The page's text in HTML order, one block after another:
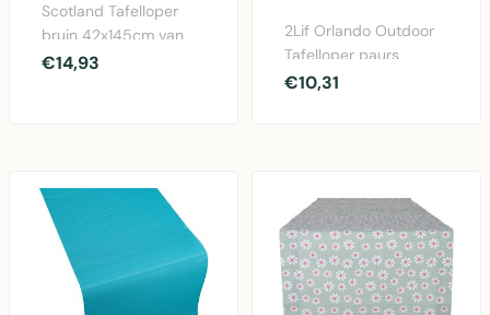
Scotland Tafelloper
bruin 42x145cm van
2Lif. Elegante katoen
€14,93
2Lif Orlando Outdoor
Tafelloper paurs
30x240cm -
€10,31